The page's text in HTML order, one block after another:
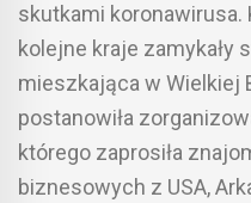
skutkami koronawirusa.
kolejne kraje zamykały
mieszkająca w Wielkiej
postanowiła
którego zaprosiła
biznesowych z USA,